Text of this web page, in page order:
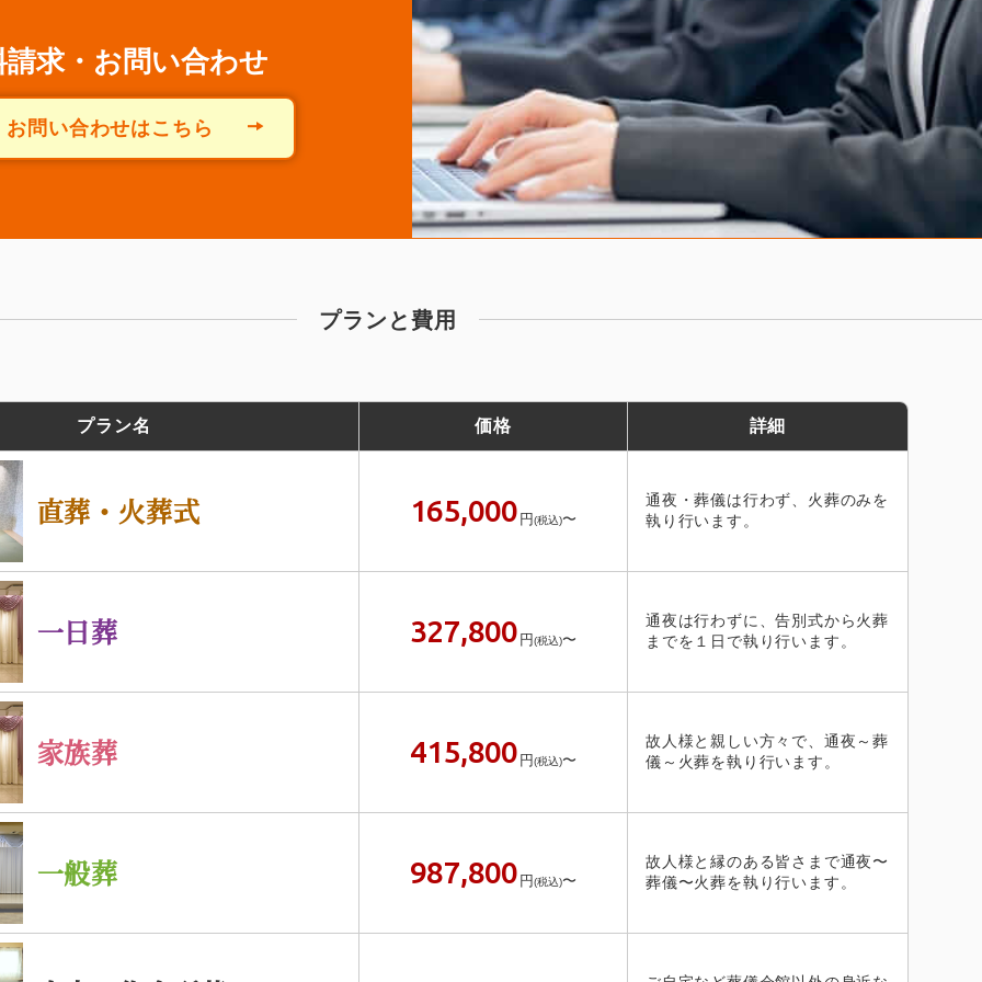
請求・お問い合わせ
お問い合わせはこちら
プランと費用
プラン名 価格 詳細
直葬・火葬式 165,000 円(税込)〜
通夜・葬儀は行わず、火葬のみを
執り行います。
一日葬 327,800 円(税込)〜
通夜は行わずに、告別式から火葬
までを１日で執り行います。
家族葬 415,800 円(税込)〜
故人様と親しい方々で、通夜～葬
儀～火葬を執り行います。
一般葬 987,800 円(税込)〜
故人様と縁のある皆さまで通夜〜
葬儀〜火葬を執り行います。